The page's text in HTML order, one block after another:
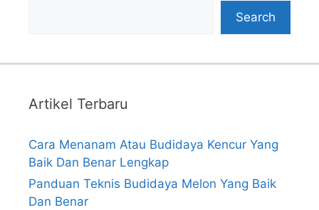
Search
Artikel Terbaru
Cara Menanam Atau Budidaya Kencur Yang
Baik Dan Benar Lengkap
Panduan Teknis Budidaya Melon Yang Baik
Dan Benar